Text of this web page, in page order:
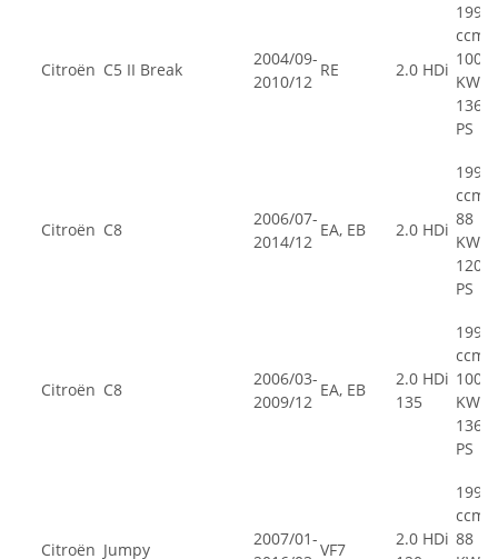
Citroën C5 II Break
2004/09-
2010/12
RE 2.0 HDi
1997
ccm,
100
KW,
136
PS
Citroën C8
2006/07-
2014/12
EA, EB 2.0 HDi
1997
ccm,
88
KW,
120
PS
Citroën C8
2006/03-
2009/12
EA, EB
2.0 HDi
135
1997
ccm,
100
KW,
136
PS
Citroën Jumpy
2007/01-
VF7
2.0 HDi
1997
ccm,
88